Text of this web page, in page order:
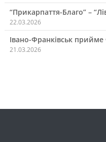
“Прикарпаття-Благо” –
22.03.2026
Івано-Франківськ
21.03.2026